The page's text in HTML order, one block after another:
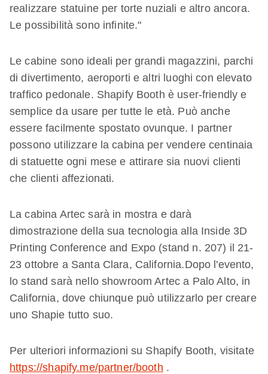
realizzare statuine per torte nuziali e altro ancora.
Le possibilità sono infinite."
Le cabine sono ideali per grandi magazzini, parchi
di divertimento, aeroporti e altri luoghi con elevato
traffico pedonale. Shapify Booth è user-friendly e
semplice da usare per tutte le età. Può anche
essere facilmente spostato ovunque. I partner
possono utilizzare la cabina per vendere centinaia
di statuette ogni mese e attirare sia nuovi clienti
che clienti affezionati.
La cabina Artec sarà in mostra e darà
dimostrazione della sua tecnologia alla Inside 3D
Printing Conference and Expo (stand n. 207) il 21-
23 ottobre a Santa Clara, California.Dopo l'evento,
lo stand sarà nello showroom Artec a Palo Alto, in
California, dove chiunque può utilizzarlo per creare
uno Shapie tutto suo.
Per ulteriori informazioni su Shapify Booth, visitate
https://shapify.me/partner/booth .